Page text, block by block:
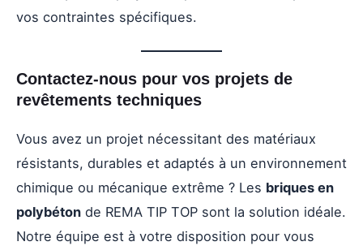
vos contraintes spécifiques.
Contactez-nous pour vos projets de
revêtements techniques
Vous avez un projet nécessitant des matériaux
résistants, durables et adaptés à un environnement
chimique ou mécanique extrême ? Les briques en
polybéton de REMA TIP TOP sont la solution idéale.
Notre équipe est à votre disposition pour vous